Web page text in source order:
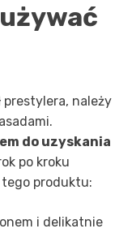
prestylera, należy
do uzyskania
po kroku
produktu:
i delikatnie